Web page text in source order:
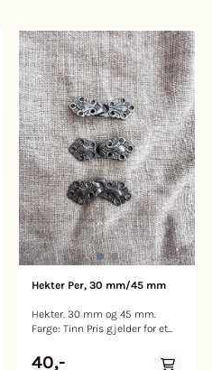
Hekter Per, 30 mm/45 mm
Hekter. 30 mm og 45 mm.
Farge: Tinn Pris gjelder for et
40,-